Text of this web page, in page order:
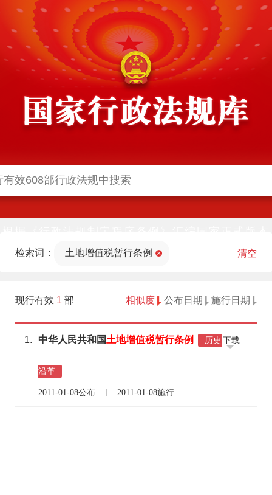
法部官网)同步公布
检索词： 土地增值税暂行条例 清空
现行有效 1 部 相似度 公布日期 施行日期
1. 中华人民共和国土地增值税暂行条例 历史
沿革
2011-01-08公布 2011-01-08施行
下载